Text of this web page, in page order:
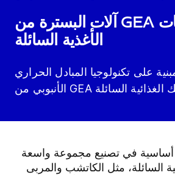
آلات البسترة من GEA لتطبيقات
الأغذية السائلة
على تكنولوجيا المبادل الحراري
في تصنيع مجموعة واسعة
السائلة، مثل الكاتشب والمربى